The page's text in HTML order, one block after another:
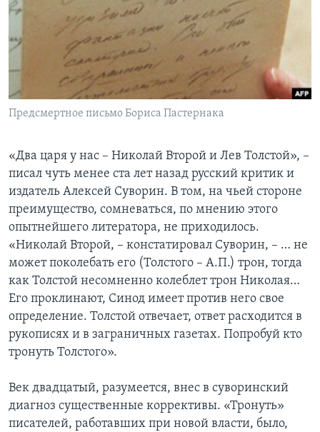
Learning English
СОЦИАЛЬНЫЕ СЕТИ
Предсмертное письмо Бориса Пастернака
«Два царя у нас – Николай Второй и Лев Толстой», –
писал чуть менее ста лет назад русский критик и
издатель Алексей Суворин. В том, на чьей стороне
преимущество, сомневаться, по мнению этого
опытнейшего литератора, не приходилось.
«Николай Второй, – констатировал Суворин, – … не
может поколебать его (Толстого – А.П.) трон, тогда
как Толстой несомненно колеблет трон Николая…
Его проклинают, Синод имеет против него свое
определение. Толстой отвечает, ответ расходится в
рукописях и в заграничных газетах. Попробуй кто
тронуть Толстого».
Век двадцатый, разумеется, внес в суворинский
диагноз существенные коррективы. «Тронуть»
писателей, работавших при новой власти, было,